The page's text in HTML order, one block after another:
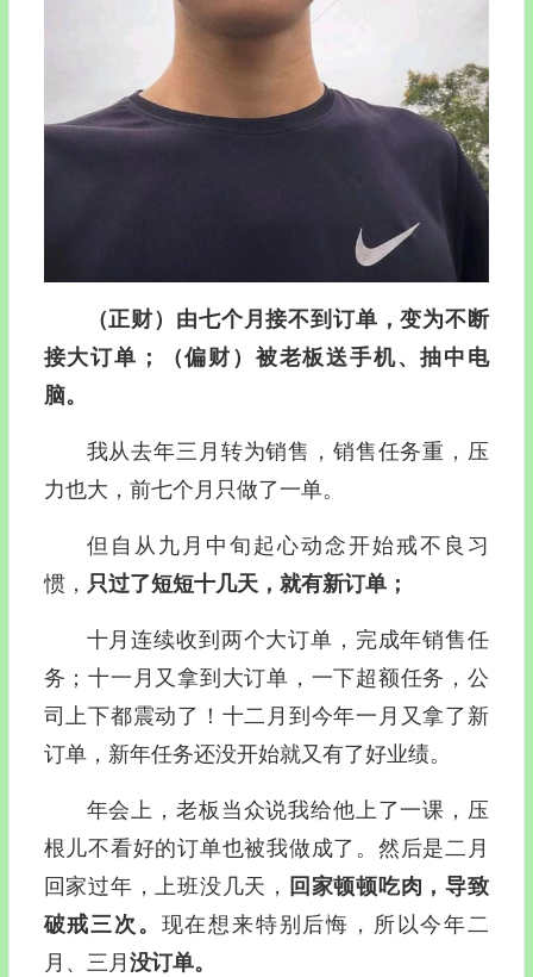
（正财）由七个月接不到订单，变为不断
接大订单；（偏财）被老板送手机、抽中电
脑。
我从去年三月转为销售，销售任务重，压
力也大，前七个月只做了一单。
但自从九月中旬起心动念开始戒不良习
惯， 只过了短短十几天，就有新订单；
十月连续收到两个大订单，完成年销售任
务；十一月又拿到大订单，一下超额任务，公
司上下都震动了！十二月到今年一月又拿了新
订单，新年任务还没开始就又有了好业绩。
年会上，老板当众说我给他上了一课，压
根儿不看好的订单也被我做成了。然后是二月
回家过年，上班没几天， 回家顿顿吃肉，导致
破戒三次。 现在想来特别后悔，所以今年二
月、三月没订单。